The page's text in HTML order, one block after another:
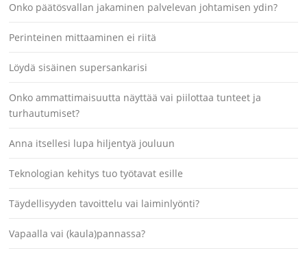
Onko päätösvallan jakaminen palvelevan johtamisen ydin?
Perinteinen mittaaminen ei riitä
Löydä sisäinen supersankarisi
Onko ammattimaisuutta näyttää vai piilottaa tunteet ja
turhautumiset?
Anna itsellesi lupa hiljentyä jouluun
Teknologian kehitys tuo työtavat esille
Täydellisyyden tavoittelu vai laiminlyönti?
Vapaalla vai (kaula)pannassa?